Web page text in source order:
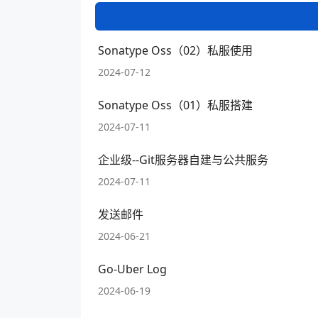
Sonatype Oss（02）私服使用
2024-07-12
Sonatype Oss（01）私服搭建
2024-07-11
企业级--Git服务器自建与公共服务
2024-07-11
发送邮件
2024-06-21
Go-Uber Log
2024-06-19